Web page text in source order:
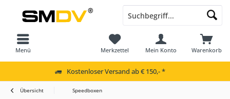
Menü Warenkorb
Merkzettel Mein Konto
Kostenloser Versand ab € 150,- *
Übersicht Speedboxen